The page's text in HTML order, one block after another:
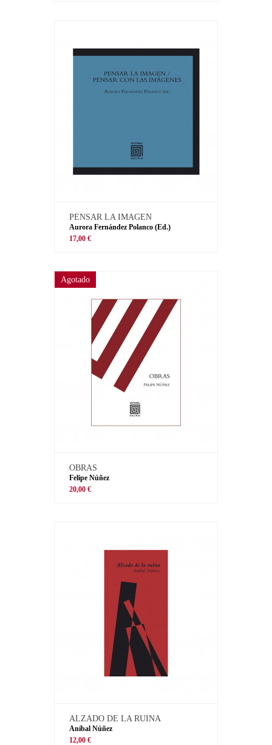
PENSAR LA IMAGEN
Aurora Fernández Polanco (Ed.)
17,00 €
Agotado
OBRAS
Felipe Núñez
20,00 €
ALZADO DE LA RUINA
Aníbal Núñez
12,00 €